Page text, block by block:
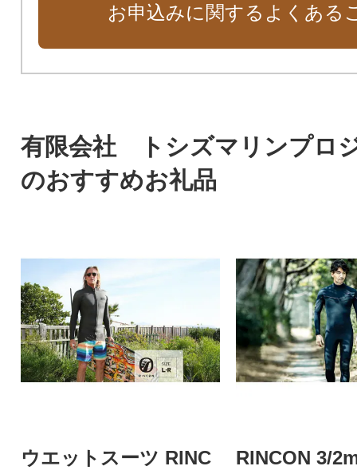
お申込みに関するよくある
有限会社 トシズマリンプロ
のおすすめお礼品
ウエットスーツ RINC
RINCON 3/